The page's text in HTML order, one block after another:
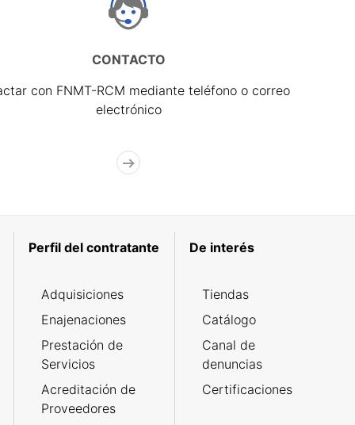
CONTACTO
con FNMT-RCM mediante teléfono o correo
electrónico
Perfil del contratante
Adquisiciones
Enajenaciones
Prestación de
Servicios
Acreditación de
Proveedores
De interés
Tiendas
Catálogo
Canal de
denuncias
Certificaciones